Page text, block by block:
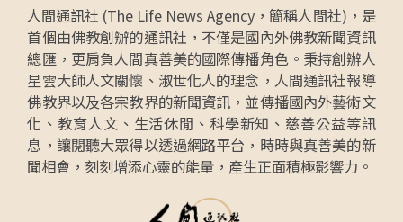
人間通訊社 (The Life News Agency，簡稱人間社)，是
首個由佛教創辦的通訊社，不僅是國內外佛教新聞資訊
總匯，更肩負人間真善美的國際傳播角色。秉持創辦人
星雲大師人文關懷、淑世化人的理念，人間通訊社報導
佛教界以及各宗教界的新聞資訊，並傳播國內外藝術文
化、教育人文、生活休閒、科學新知、慈善公益等訊
息，讓閱聽大眾得以透過網路平台，時時與真善美的新
聞相會，刻刻增添心靈的能量，產生正面積極影響力。